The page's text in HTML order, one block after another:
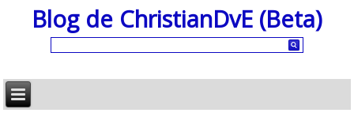
Blog de ChristianDvE (Beta)